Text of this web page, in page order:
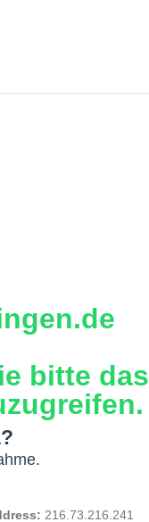
bitte das
216.73.216.241